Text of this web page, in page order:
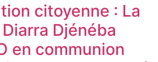
citoyenne : La
Djénéba
en communion